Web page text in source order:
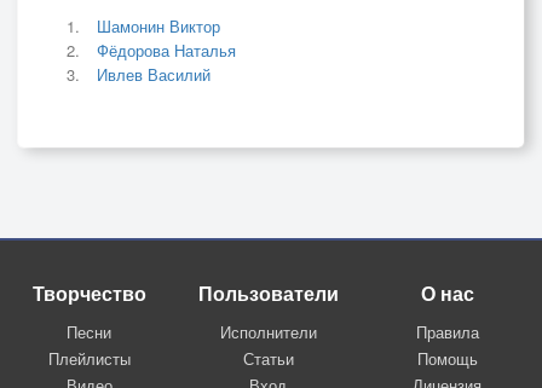
Шамонин Виктор
Фёдорова Наталья
Ивлев Василий
Творчество
Песни
Плейлисты
Пользователи
Исполнители
Статьи
О нас
Правила
Помощь